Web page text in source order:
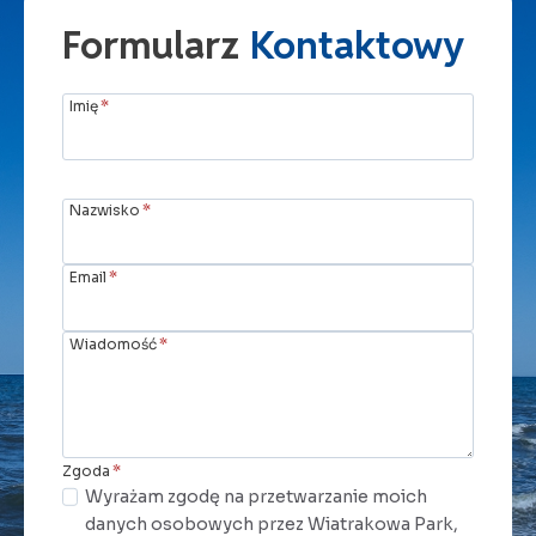
Formularz Kontaktowy
Imię*
Nazwisko *
Email *
Wiadomość*
Zgoda *
Wyrażam zgodę na przetwarzanie moich
danych osobowych przez Wiatrakowa Park,